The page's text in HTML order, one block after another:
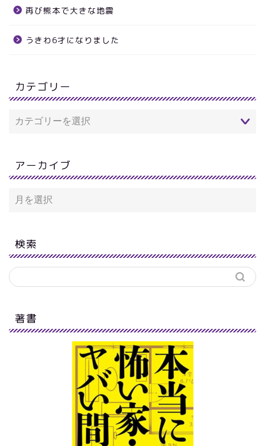
再び熊本で大きな地震
うきわ6才になりました
カテゴリー
アーカイブ
検索
著書